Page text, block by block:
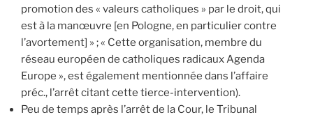
promotion des « valeurs catholiques » par le droit, qui
est à la manœuvre [en Pologne, en particulier contre
l’avortement] » ; « Cette organisation, membre du
réseau européen de catholiques radicaux Agenda
Europe », est également mentionnée dans l’affaire
préc., l’arrêt citant cette tierce-intervention).
Peu de temps après l’arrêt de la Cour, le Tribunal